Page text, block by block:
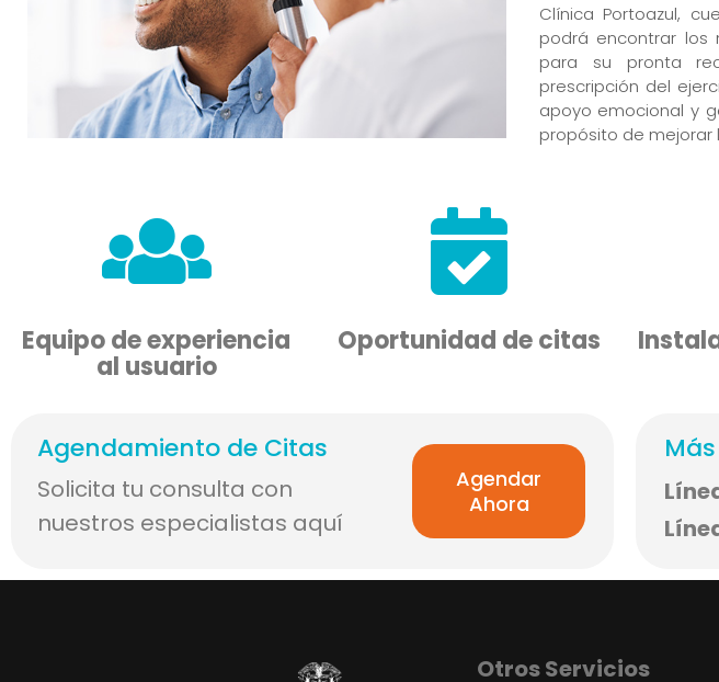
Clínica Portoazul,
podrá encontrar los
para su pronta
prescripción del
apoyo emocional y
propósito de mejorar
Equipo de experiencia
al usuario
Oportunidad de citas
Agendamiento de Citas
Solicita tu consulta con
nuestros especialistas aquí
Agendar
Ahora
Otros Servicios